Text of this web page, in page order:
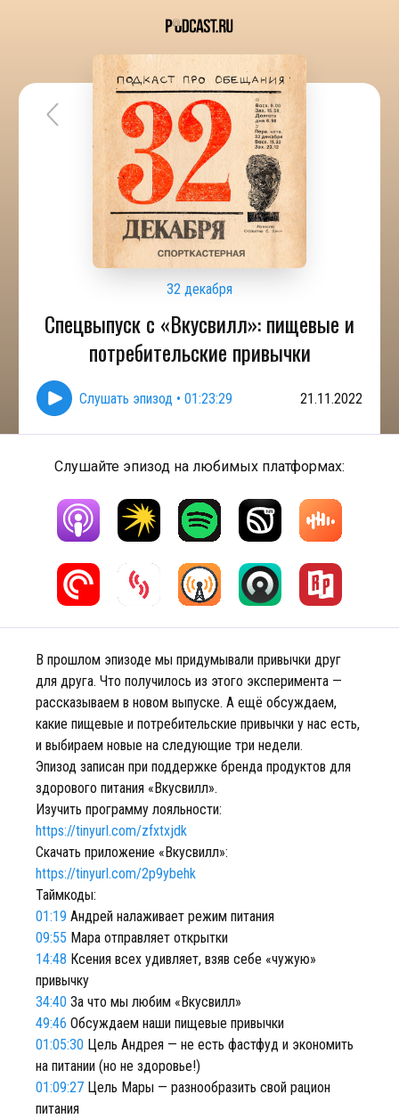
32 декабря
Спецвыпуск с «Вкусвилл»: пищевые и
потребительские привычки
Слушать эпизод • 01:23:29 21.11.2022
Слушайте эпизод на любимых платформах:
В прошлом эпизоде мы придумывали привычки друг
для друга. Что получилось из этого эксперимента —
рассказываем в новом выпуске. А ещё обсуждаем,
какие пищевые и потребительские привычки у нас есть,
и выбираем новые на следующие три недели.
Эпизод записан при поддержке бренда продуктов для
здорового питания «Вкусвилл».
Изучить программу лояльности:
https://tinyurl.com/zfxtxjdk
Скачать приложение «Вкусвилл»:
https://tinyurl.com/2p9ybehk
Таймкоды:
01:19 Андрей налаживает режим питания
09:55 Мара отправляет открытки
14:48 Ксения всех удивляет, взяв себе «чужую»
привычку
34:40 За что мы любим «Вкусвилл»
49:46 Обсуждаем наши пищевые привычки
01:05:30 Цель Андрея — не есть фастфуд и экономить
на питании (но не здоровье!)
01:09:27 Цель Мары — разнообразить свой рацион
питания